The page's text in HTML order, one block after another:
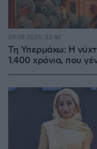
Τη Υπερμάχω: Η
1.400 χρόνια, που
09.08.2026, 22:48